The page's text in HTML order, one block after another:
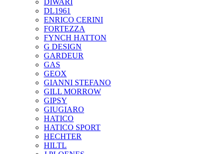
DIWARI
DL1961
ENRICO CERINI
FORTEZZA
FYNCH HATTON
G DESIGN
GARDEUR
GAS
GEOX
GIANNI STEFANO
GILL MORROW
GIPSY
GIUGIARO
HATICO
HATICO SPORT
HECHTER
HILTL